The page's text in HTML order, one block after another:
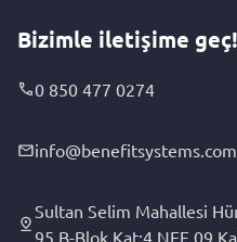
Bizimle iletişime geç!
0 850 477 0274
Sultan Selim Mahallesi
95 B-Blok Kat:4 NEF 09